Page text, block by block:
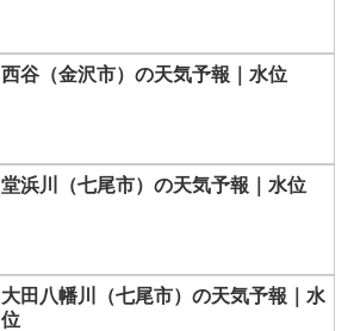
西谷（金沢市）の天気予報｜水位
堂浜川（七尾市）の天気予報｜水位
大田八幡川（七尾市）の天気予報｜水
位